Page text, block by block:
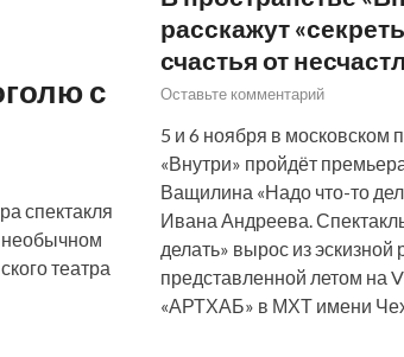
с
спектакля
необычном
театра
расскажут
счастья от
Оставьте комментарий
5 и 6 ноября в московском
«Внутри» пройдёт
Ващилина «Надо что-то
Ивана Андреева.
делать» вырос из эскизной
представленной летом на
«АРТХАБ» в МХТ имени